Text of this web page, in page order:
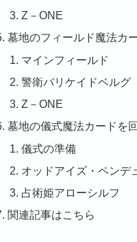
Z－ONE
墓地のフィールド魔法カ
マインフィールド
警衛バリケイドベルグ
Z－ONE
墓地の儀式魔法カードを
儀式の準備
オッドアイズ・ペンデ
占術姫アローシルフ
関連記事はこちら